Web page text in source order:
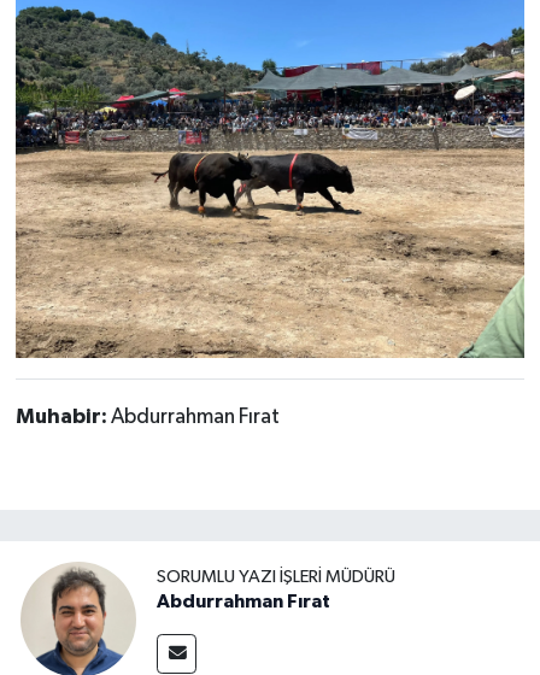
Muhabir: Abdurrahman Fırat
SORUMLU YAZI İŞLERI MÜDÜRÜ
Abdurrahman Fırat